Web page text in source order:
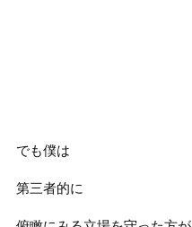
でも僕は
第三者的に